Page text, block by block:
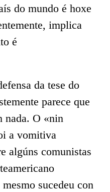
do mundo é hoxe
implica
é
da tese do
parece que
nada. O «nin
a vomitiva
algúns comunistas
sucedeu con